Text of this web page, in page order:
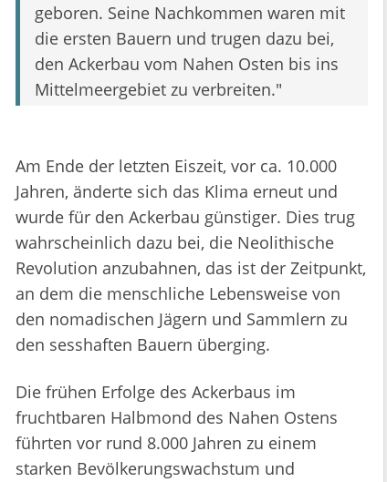
geboren. Seine Nachkommen waren mit
die ersten Bauern und trugen dazu bei,
den Ackerbau vom Nahen Osten bis ins
Mittelmeergebiet zu verbreiten."
Am Ende der letzten Eiszeit, vor ca. 10.000
Jahren, änderte sich das Klima erneut und
wurde für den Ackerbau günstiger. Dies trug
wahrscheinlich dazu bei, die Neolithische
Revolution anzubahnen, das ist der Zeitpunkt,
an dem die menschliche Lebensweise von
den nomadischen Jägern und Sammlern zu
den sesshaften Bauern überging.
Die frühen Erfolge des Ackerbaus im
fruchtbaren Halbmond des Nahen Ostens
führten vor rund 8.000 Jahren zu einem
starken Bevölkerungswachstum und